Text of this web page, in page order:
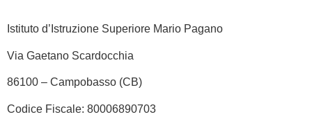
Istituto d’Istruzione Superiore Mario Pagano
Via Gaetano Scardocchia
86100 – Campobasso (CB)
Codice Fiscale: 80006890703